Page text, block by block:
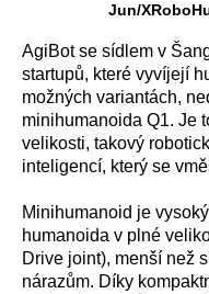
Jun/
AgiBot se sídlem v
startupů, které vyvíjejí
možných variantách,
minihumanoida Q1. Je
velikosti, takový
inteligencí, který se
Minihumanoid je
humanoida v plné
Drive joint), menší než
nárazům. Díky